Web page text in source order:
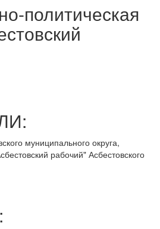
политическая
муниципального округа,
рабочий" Асбестовского